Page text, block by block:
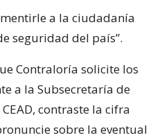
mentirle a la ciudadanía
seguridad del país”.
Contraloría solicite los
a la Subsecretaría de
contraste la cifra
sobre la eventual